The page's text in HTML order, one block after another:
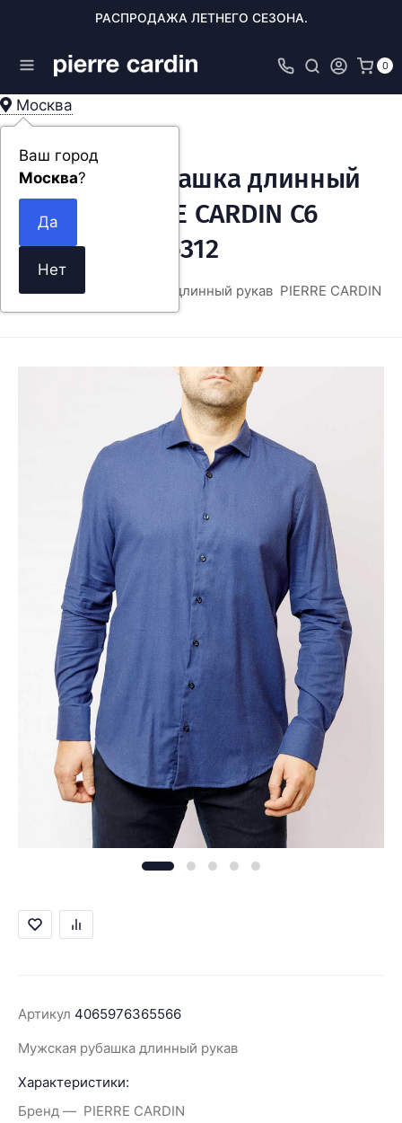
РАСПРОДАЖА ЛЕТНЕГО СЕЗОНА.
0
Москва
Ваш город
Москва?
Мужская рубашка длинный
рукав PIERRE CARDIN C6
11400.0064/6312
Мужская рубашка длинный рукав PIERRE CARDIN
Артикул 4065976365566
Мужская рубашка длинный рукав
Характеристики:
Бренд
PIERRE CARDIN